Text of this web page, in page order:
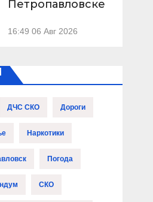
Петропавловске
16:49 06 Авг 2026
ДЧС СКО Дороги
Наркотики
Погода
СКО